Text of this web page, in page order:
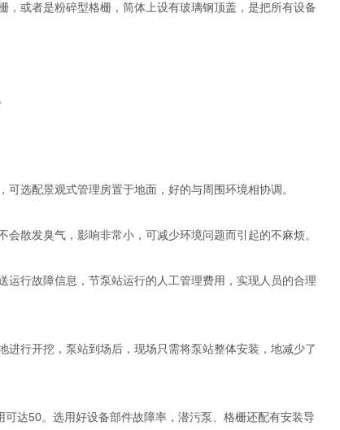
或者是粉碎型格栅，筒体上设有玻璃钢顶盖，是把所有设备
选配景观式管理房置于地面，好的与周围环境相协调。
散发臭气，影响非常小，可减少环境问题而引起的不麻烦。
行故障信息，节泵站运行的人工管理费用，实现人员的合理
行开挖，泵站到场后，现场只需将泵站整体安装，地减少了
达50。选用好设备部件故障率，潜污泵、格栅还配有安装导